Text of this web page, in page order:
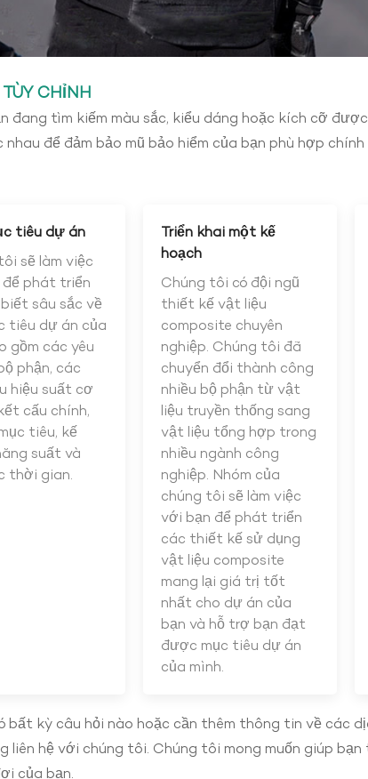
CHỈNH
đang tìm kiếm màu sắc, kiểu dáng hoặc kích cỡ
nhau để đảm bảo mũ bảo hiểm của bạn phù hợp
tiêu dự án
sẽ làm việc
phát triển
sâu sắc về
tiêu dự án của
gồm các yêu
phận, các
hiệu suất cơ
cấu chính,
tiêu, kế
suất và
thời gian.
Triển khai một kế
hoạch
Chúng tôi có đội ngũ
thiết kế vật liệu
composite chuyên
nghiệp. Chúng tôi đã
chuyển đổi thành công
nhiều bộ phận từ vật
liệu truyền thống sang
vật liệu tổng hợp trong
nhiều ngành công
nghiệp. Nhóm của
chúng tôi sẽ làm việc
với bạn để phát triển
các thiết kế sử dụng
vật liệu composite
mang lại giá trị tốt
nhất cho dự án của
bạn và hỗ trợ bạn đạt
được mục tiêu dự án
của mình.
bất kỳ câu hỏi nào hoặc cần thêm thông tin về các
liên hệ với chúng tôi. Chúng tôi mong muốn giúp
của bạn.